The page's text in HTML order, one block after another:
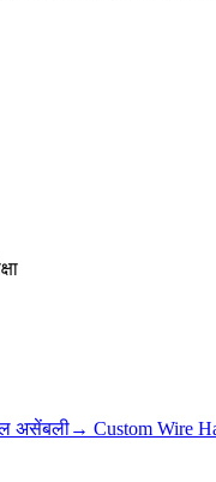
असेंबली→ Custom Wire